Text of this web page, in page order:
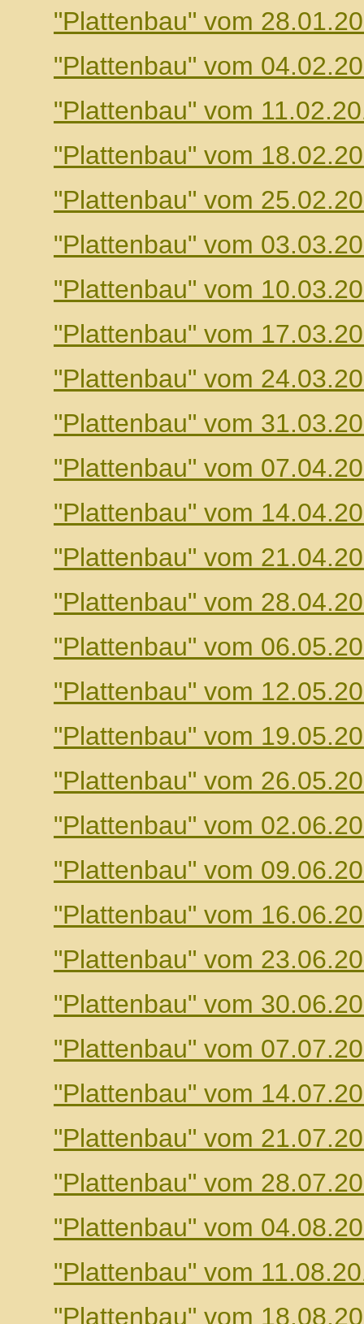
"Plattenbau" vom
"Plattenbau" vom
"Plattenbau" vom
"Plattenbau" vom
"Plattenbau" vom
"Plattenbau" vom
"Plattenbau" vom
"Plattenbau" vom
"Plattenbau" vom
"Plattenbau" vom
"Plattenbau" vom
"Plattenbau" vom
"Plattenbau" vom
"Plattenbau" vom
"Plattenbau" vom
"Plattenbau" vom
"Plattenbau" vom
"Plattenbau" vom
"Plattenbau" vom
"Plattenbau" vom
"Plattenbau" vom
"Plattenbau" vom
"Plattenbau" vom
"Plattenbau" vom
"Plattenbau" vom
"Plattenbau" vom
"Plattenbau" vom
"Plattenbau" vom
"Plattenbau" vom
"Plattenbau" vom